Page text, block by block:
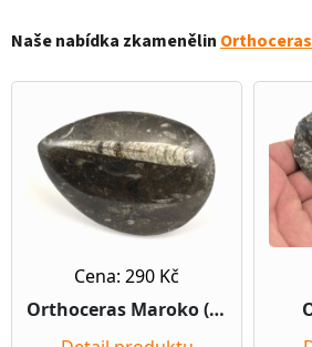
Naše nabídka zkamenělin Orthoceras